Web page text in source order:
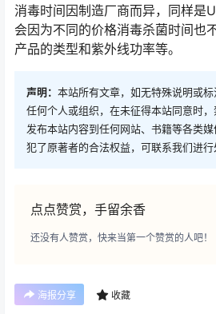
消毒时间因制造厂商而异，同样是
会因为不同的价格消毒杀菌时间也
产品的类型和紫外线功率等。
声明： 本站所有文章，如无特殊说明或标
任何个人或组织，在未征得本站同意时，
发布本站内容到任何网站、书籍等各类
犯了原著者的合法权益，可联系我们进行
点点赞赏，手留余香
还没有人赞赏，快来当第一个赞赏的人吧！
海报分享 收藏